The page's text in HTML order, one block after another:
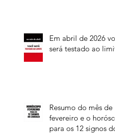
Em abril de 2026
será testado ao
Resumo do mês de
fevereiro e o
para os 12 signos